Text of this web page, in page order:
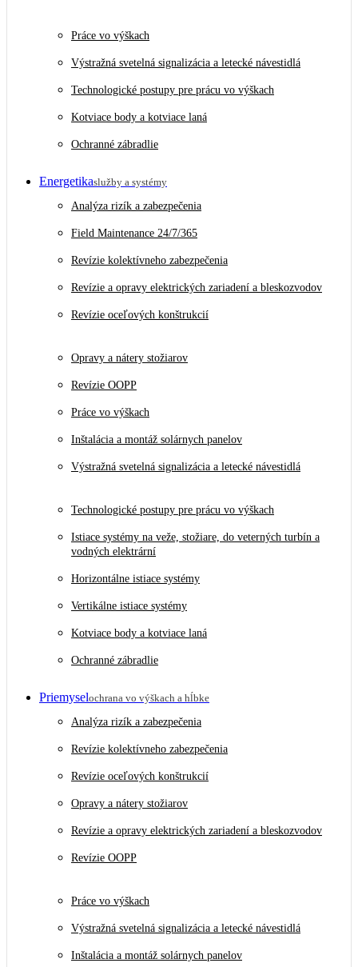
Práce vo výškach
Výstražná svetelná signalizácia a letecké návestidlá
Technologické postupy pre prácu vo výškach
Kotviace body a kotviace laná
Ochranné zábradlie
Energetikaslužby a systémy
Analýza rizík a zabezpečenia
Field Maintenance 24/7/365
Revízie kolektívneho zabezpečenia
Revízie a opravy elektrických zariadení a bleskozvodov
Revízie oceľových konštrukcií
Opravy a nátery stožiarov
Revízie OOPP
Práce vo výškach
Inštalácia a montáž solárnych panelov
Výstražná svetelná signalizácia a letecké návestidlá
Technologické postupy pre prácu vo výškach
Istiace systémy na veže, stožiare, do veterných turbín a
vodných elektrární
Horizontálne istiace systémy
Vertikálne istiace systémy
Kotviace body a kotviace laná
Ochranné zábradlie
Priemyselochrana vo výškach a hĺbke
Analýza rizík a zabezpečenia
Revízie kolektívneho zabezpečenia
Revízie oceľových konštrukcií
Opravy a nátery stožiarov
Revízie a opravy elektrických zariadení a bleskozvodov
Revízie OOPP
Práce vo výškach
Výstražná svetelná signalizácia a letecké návestidlá
Inštalácia a montáž solárnych panelov